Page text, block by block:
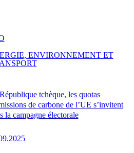
tchèque, les quotas
de carbone de l’UE s’invitent
la campagne électorale
ENVIRONNEMENT ET